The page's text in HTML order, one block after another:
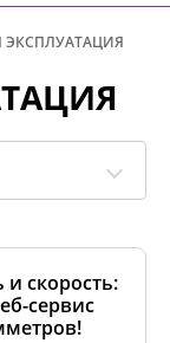
(ВВ)
и скорость:
сервис